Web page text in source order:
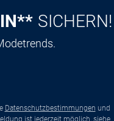
SICHERN!
Datenschutzbestimmungen und
ist jederzeit möglich, siehe